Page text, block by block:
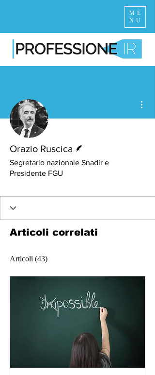
ME
NU
Orazio Ruscica
Segretario nazionale Snadir e
Presidente FGU
Articoli correlati
Articoli (43)